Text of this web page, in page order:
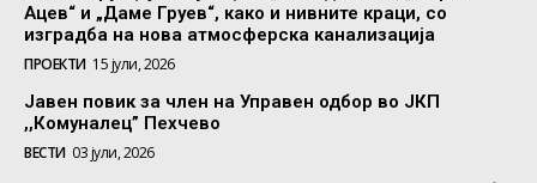
Ацев“ и „Даме Груев“, како и нивните краци, со
изградба на нова атмосферска канализација
ПРОЕКТИ 15 јули, 2026
Јавен повик за член на Управен одбор во ЈКП
,,Комуналец” Пехчево
ВЕСТИ 03 јули, 2026